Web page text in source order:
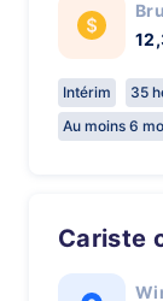
Intérim
35
Au moins 6